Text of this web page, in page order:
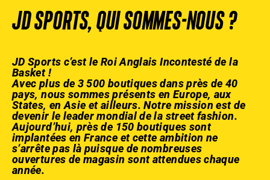
JD SPORTS, QUI SOMMES-NOUS ?
JD Sports c’est le Roi Anglais Incontesté de la
Basket !
Avec plus de 3 500 boutiques dans près de 40
pays, nous sommes présents en Europe, aux
States, en Asie et ailleurs. Notre mission est de
devenir le leader mondial de la street fashion.
Aujourd’hui, près de 150 boutiques sont
implantées en France et cette ambition ne
s’arrête pas là puisque de nombreuses
ouvertures de magasin sont attendues chaque
année.